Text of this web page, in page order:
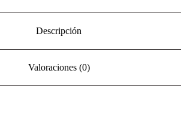
Descripción
Valoraciones (0)